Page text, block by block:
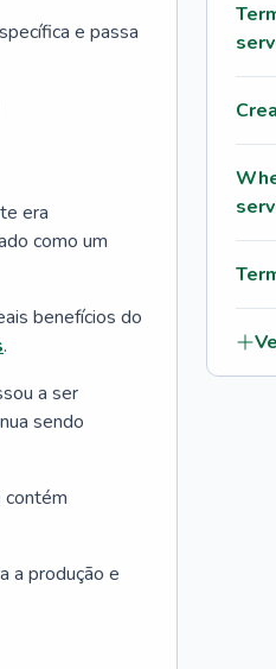
e passa
era
como um
benefícios do
.
a ser
sendo
a produção e